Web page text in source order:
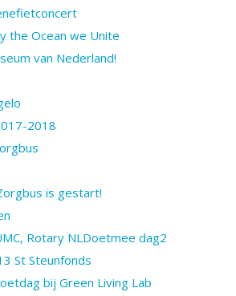
the Ocean we Unite
van Nederland!
2018
is gestart!
Rotary NLDoetmee dag2
St Steunfonds
bij Green Living Lab